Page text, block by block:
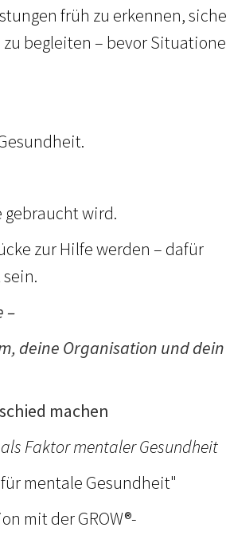
früh zu erkennen,
begleiten – bevor
gebraucht wird.
zur Hilfe werden – dafür
–
deine Organisation und dein
machen
Faktor mentaler Gesundheit
mentale Gesundheit"
mit der GROW®-